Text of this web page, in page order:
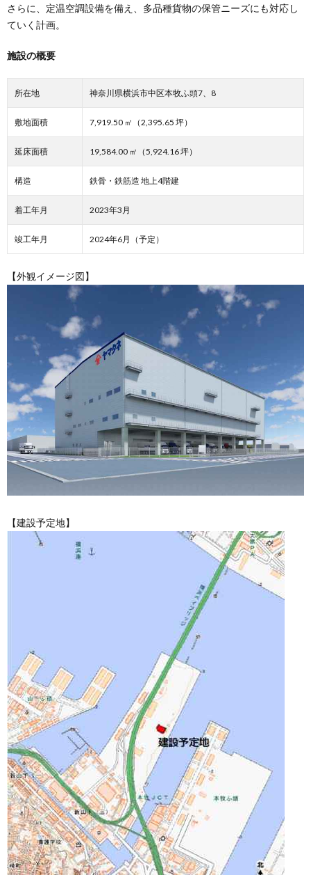
さらに、定温空調設備を備え、多品種貨物の保管ニーズにも対応し
ていく計画。
施設の概要
所在地 神奈川県横浜市中区本牧ふ頭7、8
敷地⾯積 7,919.50 ㎡（2,395.65 坪）
延床⾯積 19,584.00 ㎡（5,924.16 坪）
構造 鉄⾻・鉄筋造 地上4階建
着⼯年⽉ 2023年3⽉
竣⼯年⽉ 2024年6⽉（予定）
【外観イメージ図】
【建設予定地】